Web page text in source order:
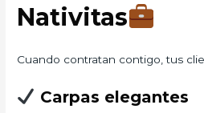
Nativitas
Cuando contratan contigo, tus
Carpas elegantes